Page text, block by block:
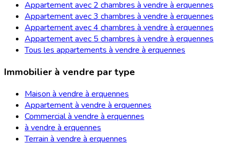
Appartement avec 2 chambres à vendre à erquennes
Appartement avec 3 chambres à vendre à erquennes
Appartement avec 4 chambres à vendre à erquennes
Appartement avec 5 chambres à vendre à erquennes
Tous les appartements à vendre à erquennes
Immobilier à vendre par type
Maison à vendre à erquennes
Appartement à vendre à erquennes
Commercial à vendre à erquennes
à vendre à erquennes
Terrain à vendre à erquennes